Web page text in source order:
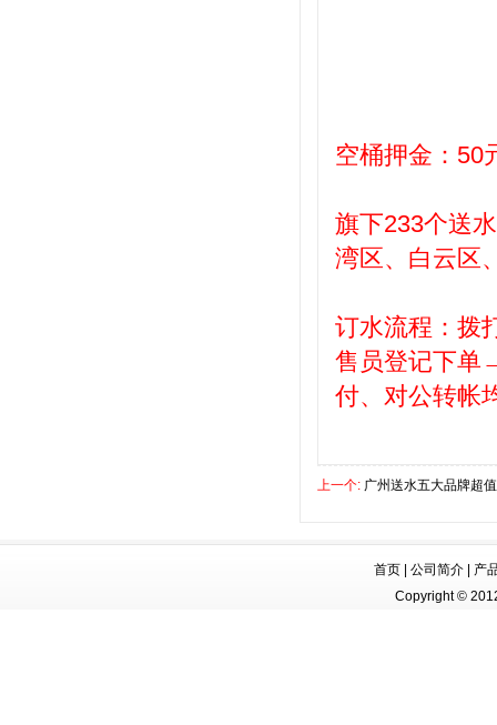
空桶押金：50
旗下233个送
湾区、白云区
订水流程：拨
售员登记下单
付、对公转帐
上一个: 广州送水五大品牌超
首页 公司简介
产
Copyright ©